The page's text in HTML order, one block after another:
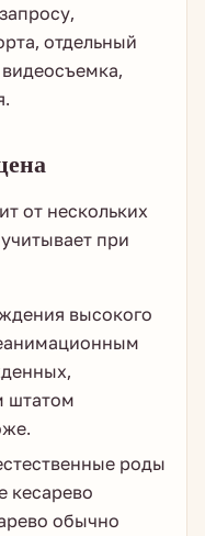
отдельный
от нескольких
при
высокого
штатом
роды
кесарево
обычно